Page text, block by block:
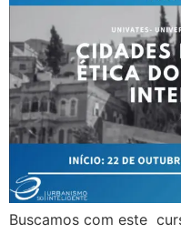
Buscamos com este